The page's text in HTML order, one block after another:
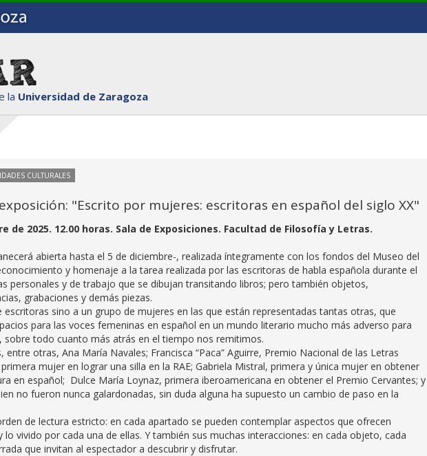
la Universidad de Zaragoza
CULTURALES
"Escrito por mujeres: escritoras en español del siglo XX"
de 2025. 12.00 horas. Sala de Exposiciones. Facultad de Filosofía y Letras.
abierta hasta el 5 de diciembre-, realizada íntegramente con los fondos del Museo del
y homenaje a la tarea realizada por las escritoras de habla española durante el
personales y de trabajo que se dibujan transitando libros; pero también objetos,
grabaciones y demás piezas.
sino a un grupo de mujeres en las que están representadas tantas otras, que
para las voces femeninas en español en un mundo literario mucho más adverso para
sobre todo cuanto más atrás en el tiempo nos remitimos.
entre otras, Ana María Navales; Francisca “Paca” Aguirre, Premio Nacional de las Letras
mujer en lograr una silla en la RAE; Gabriela Mistral, primera y única mujer en obtener
en español; Dulce María Loynaz, primera iberoamericana en obtener el Premio Cervantes; y
no fueron nunca galardonadas, sin duda alguna ha supuesto un cambio de paso en la
de lectura estricto: en cada apartado se pueden contemplar aspectos que ofrecen
lo vivido por cada una de ellas. Y también sus muchas interacciones: en cada objeto, cada
que invitan al espectador a descubrir y disfrutar.